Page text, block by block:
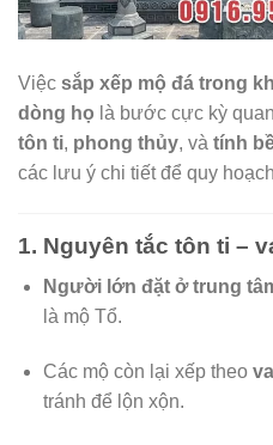
Việc sắp xếp mộ đá trong
dòng họ là bước cực kỳ
tôn ti, phong thủy, và tính
các lưu ý chi tiết để quy
1. Nguyên tắc tôn ti –
Người lớn đặt ở trung
là mộ Tổ.
Các mộ còn lại xếp theo
tránh để lộn xộn.